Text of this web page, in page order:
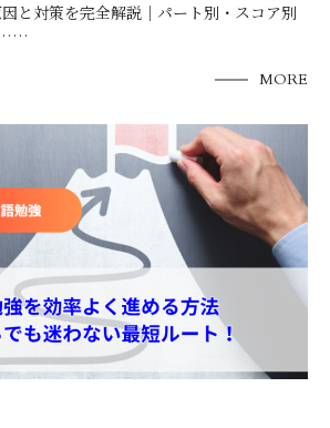
と対策を完全解説｜パート別・スコア別
……
MORE